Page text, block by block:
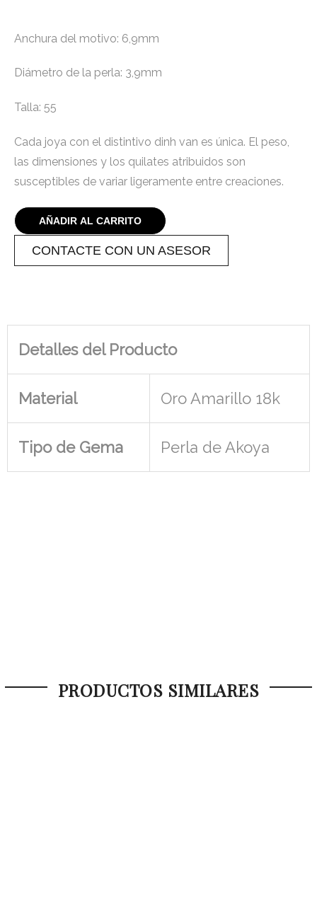
Anchura del motivo: 6,9mm
Diámetro de la perla: 3,9mm
Talla: 55
Cada joya con el distintivo dinh van es única. El peso,
las dimensiones y los quilates atribuidos son
susceptibles de variar ligeramente entre creaciones.
AÑADIR AL CARRITO
CONTACTE CON UN ASESOR
Detalles del Producto
Material Oro Amarillo 18k
Tipo de Gema Perla de Akoya
PRODUCTOS SIMILARES